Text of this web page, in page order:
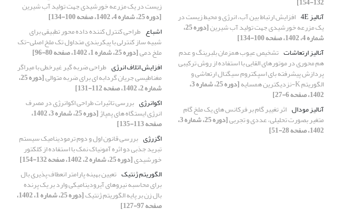
آنالیز 4E
افزایش ارتباط بین آب، انرژی و محیط زیست در
یک مزرعه خورشیدی جهت تولید آب شیرین [دوره 25،
شماره 4، 1402، صفحه 100-134]
آنالیز ارتعاشات تشخیص عیوب همزمان بلبرینگ و عدم‌
هم ‌محوری در موتورهای القایی با استفاده از روش ترکیبی
پردازش پیشرفته بای ‌اسپکتروم سیگنال ارتعاشی و
الگوریتم K-نزدیکترین همسایه [دوره 25، شماره 3،
1402، صفحه 6-27]
آنالیز مودال اثر تغییر گام بر فرکانس های یک ملخ گام
متغیر بصورت تحلیلی، عددی و تجربی [دوره 25، شماره 3،
1402، صفحه 28-51]
زیست در یک مزرعه خورشیدی جهت تولید آب شیرین
[دوره 25، شماره 4، 1402، صفحه 100-134]
اشباع طراحی کنترل کننده داده محور تطبیقی برای
شبیه‌ ساز کنترلی با پیکربندی متداول تک ملخ اصلی-تک
ملخ دمی[دوره 25، شماره 1، 1402، صفحه 80-96]
افزایش اتلاف انرژی طراحی ضربه گیر غیرخطی با میراگر
مغناطیسی جریان گردابه ای برای ضربه متوالی [دوره 25،
شماره 2، 1402، صفحه 112-131]
اکوانرژی بررسی تاثیرات طراحی اکوانرژی در مصرف
انرژی ایستگاه های پمپاژ [دوره 25، شماره 3، 1402،
صفحه 113-135]
اگزرژی بررسی قانون اول و دوم ترمودینامیک سیستم
تبرید جذبی دو اثره آمونیاک نمک با استفاده از کلکتور
خورشیدی[دوره 25، شماره 2، 1402، صفحه 132-154]
الگوریتم ژنتیک تعیین بهینه پارامتر انعطاف پذیری بال
برای محاسبه نیروهای آیرودینامیکی وارد بر یک پرنده
بال ‌زن بر پایه الگوریتم ژنتیک [دوره 25، شماره 1، 1402،
صفحه 97-127]